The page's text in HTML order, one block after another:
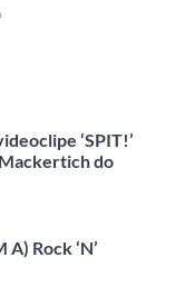
‘SPIT!’
do
Rock ‘N’